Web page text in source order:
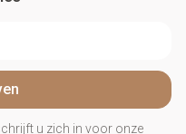
u zich in voor onze